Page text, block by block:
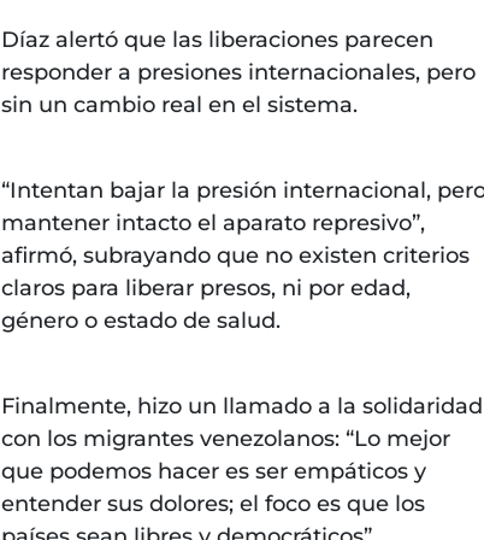
Díaz alertó que las liberaciones parecen
responder a presiones internacionales, pero
sin un cambio real en el sistema.
“Intentan bajar la presión internacional,
mantener intacto el aparato represivo”,
afirmó, subrayando que no existen criterios
claros para liberar presos, ni por edad,
género o estado de salud.
Finalmente, hizo un llamado a la solidaridad
con los migrantes venezolanos: “Lo mejor
que podemos hacer es ser empáticos y
entender sus dolores; el foco es que los